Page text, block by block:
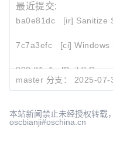
最近提交:
ba0e81dc
[ir] Sanitize
7c7a3efc
[ci] Windows
898df1a1
[Build]
master 分支： 2025-07-
本站新闻禁止未经授权转载
oscbianji#oschina.cn